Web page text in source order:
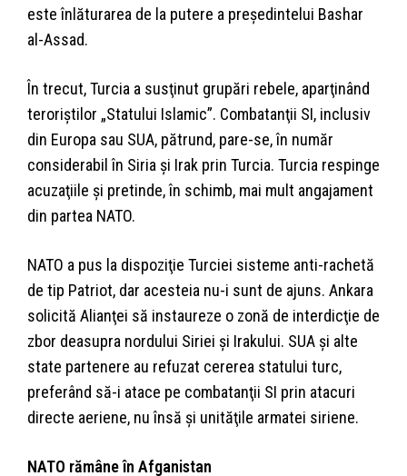
este înlăturarea de la putere a preşedintelui Bashar
al-Assad.
În trecut, Turcia a susţinut grupări rebele, aparţinând
teroriştilor „Statului Islamic”. Combatanţii SI, inclusiv
din Europa sau SUA, pătrund, pare-se, în număr
considerabil în Siria şi Irak prin Turcia. Turcia respinge
acuzaţiile şi pretinde, în schimb, mai mult angajament
din partea NATO.
NATO a pus la dispoziţie Turciei sisteme anti-rachetă
de tip Patriot, dar acesteia nu-i sunt de ajuns. Ankara
solicită Alianţei să instaureze o zonă de interdicţie de
zbor deasupra nordului Siriei şi Irakului. SUA şi alte
state partenere au refuzat cererea statului turc,
preferând să-i atace pe combatanţii SI prin atacuri
directe aeriene, nu însă şi unităţile armatei siriene.
NATO rămâne în Afganistan